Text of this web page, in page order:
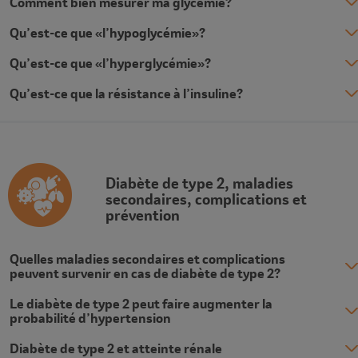
Qu’est-ce que «l’hypoglycémie»?
Qu’est-ce que «l’hyperglycémie»?
Qu’est-ce que la résistance à l’insuline?
Description
Diabète de type 2, maladies
secondaires, complications et
prévention
Quelles maladies secondaires et complications
peuvent survenir en cas de diabète de type 2?
Le diabète de type 2 peut faire augmenter la
probabilité d’hypertension
Diabète de type 2 et atteinte rénale